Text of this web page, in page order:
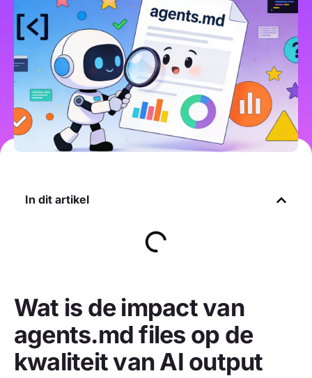
Wat is de impact van
agents.md files op de
kwaliteit van AI output
In dit artikel